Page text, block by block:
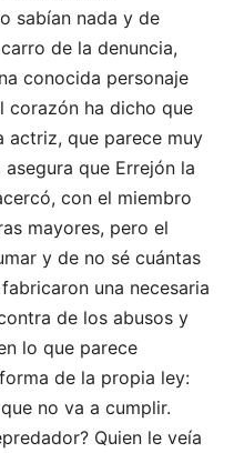
sabían nada y de
de la denuncia,
conocida personaje
corazón ha dicho que
actriz, que parece muy
que Errejón la
con el miembro
mayores, pero el
y de no sé cuántas
una necesaria
de los abusos y
lo que parece
de la propia ley:
no va a cumplir.
Quien le veía